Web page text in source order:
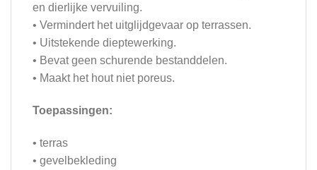
en dierlijke vervuiling.
• Vermindert het uitglijdgevaar op terrassen.
• Uitstekende dieptewerking.
• Bevat geen schurende bestanddelen.
• Maakt het hout niet poreus.
Toepassingen:
• terras
• gevelbekleding